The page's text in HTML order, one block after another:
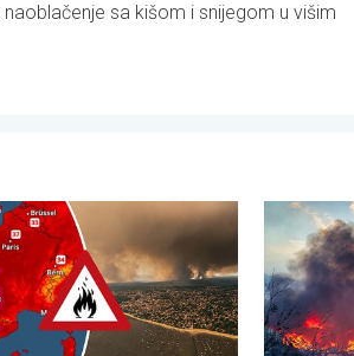
sa kišom i snijegom u višim
. . utorak, 4. august 2026.
jugozapadnoj Europi. Tisuće ljudi uOlujni